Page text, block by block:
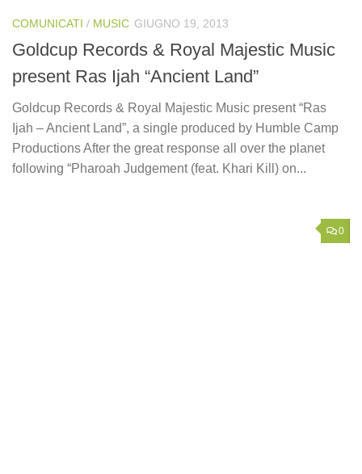
COMUNICATI / MUSIC GIUGNO 19, 2013
Goldcup Records & Royal Majestic Music
present Ras Ijah “Ancient Land”
Goldcup Records & Royal Majestic Music present “Ras
Ijah – Ancient Land”, a single produced by Humble Camp
Productions After the great response all over the planet
following “Pharoah Judgement (feat. Khari Kill) on...
0